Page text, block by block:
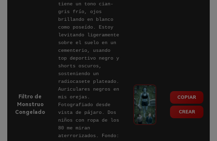
Filtro de
Monstruo
Congelado
tiene un tono cian-
gris frío, ojos
brillando en blanco
como poseído. Estoy
levitando ligeramente
sobre el suelo en un
cementerio, usando
top deportivo negro y
shorts oscuros,
sosteniendo un
radiocasete plateado.
Auriculares negros en
mis orejas.
Fotografiado desde
vista de pájaro. Dos
niños con ropa de los
80 me miran
aterrorizados. Fondo:
COPIAR
CREAR